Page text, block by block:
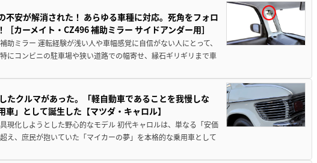
不安が解消された！ あらゆる車種に対応。死角をフォロ
カーメイト・CZ496 補助ミラー サイドアンダー用］
助ミラー 運転経験が浅い人や車幅感覚に自信がない人にとって、
にコンビニの駐車場や狭い道路での幅寄せ、縁石ギリギリまで車
たクルマがあった。「軽自動車であることを我慢しな
」として誕生した【マツダ・キャロル】
現化しようとした野心的なモデル 初代キャロルは、単なる「安価
え、庶民が抱いていた「マイカーの夢」を本格的な乗用車として